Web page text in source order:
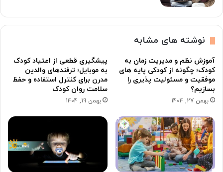
نوشته های مشابه
آموزش نظم و مدیریت زمان به
کودک؛ چگونه از کودکی پایه های
موفقیت و مسئولیت پذیری را
بسازیم؟
بهمن 27, 1404
پیشگیری قطعی از اعتیاد کودک
به موبایل؛ ترفندهای والدین
مدرن برای کنترل استفاده و حفظ
سلامت روان کودک
بهمن 19, 1404